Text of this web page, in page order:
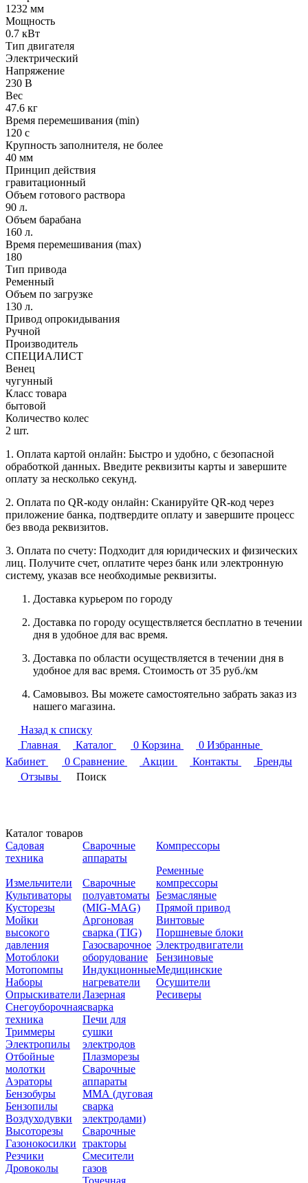
1232 мм
Мощность
0.7 кВт
Тип двигателя
Электрический
Напряжение
230 В
Вес
47.6 кг
Время перемешивания (min)
120 с
Крупность заполнителя, не более
40 мм
Принцип действия
гравитационный
Объем готового раствора
90 л.
Объем барабана
160 л.
Время перемешивания (max)
180
Тип привода
Ременный
Объем по загрузке
130 л.
Привод опрокидывания
Ручной
Производитель
СПЕЦИАЛИСТ
Венец
чугунный
Класс товара
бытовой
Количество колес
2 шт.
1. Оплата картой онлайн: Быстро и удобно, с безопасной
обработкой данных. Введите реквизиты карты и завершите
оплату за несколько секунд.
2. Оплата по QR-коду онлайн: Сканируйте QR-код через
приложение банка, подтвердите оплату и завершите процесс
без ввода реквизитов.
3. Оплата по счету: Подходит для юридических и физических
лиц. Получите счет, оплатите через банк или электронную
систему, указав все необходимые реквизиты.
Доставка курьером по городу
Доставка по городу осуществляется бесплатно в течении
дня в удобное для вас время.
Доставка по области осуществляется в течении дня в
удобное для вас время. Стоимость от 35 руб./км
Самовывоз. Вы можете самостоятельно забрать заказ из
нашего магазина.
Назад к списку
Главная
Каталог 0 Корзина 0 Избранные
Кабинет
0 Сравнение Акции Контакты
Бренды
Отзывы
Поиск
Каталог товаров
Садовая
техника
Измельчители
Культиваторы
Кусторезы
Мойки
высокого
давления
Мотоблоки
Мотопомпы
Наборы
Опрыскиватели
Снегоуборочная
техника
Триммеры
Электропилы
Отбойные
молотки
Аэраторы
Бензобуры
Бензопилы
Воздуходувки
Высоторезы
Газонокосилки
Резчики
Дровоколы
Сварочные
аппараты
Сварочные
полуавтоматы
(MIG-MAG)
Аргоновая
сварка (TIG)
Газосварочное
оборудование
Индукционные
нагреватели
Лазерная
сварка
Печи для
сушки
электродов
Плазморезы
Сварочные
аппараты
ММА (дуговая
сварка
электродами)
Сварочные
тракторы
Смесители
газов
Точечная
Компрессоры
Ременные
компрессоры
Безмасляные
Прямой привод
Винтовые
Поршневые блоки
Электродвигатели
Бензиновые
Медицинские
Осушители
Ресиверы